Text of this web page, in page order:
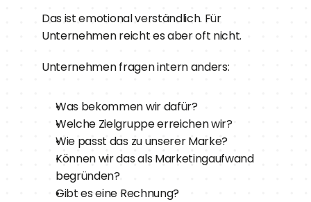
Das ist emotional verständlich. Für
Unternehmen reicht es aber oft nicht.
Unternehmen fragen intern anders:
Was bekommen wir dafür?
Welche Zielgruppe erreichen wir?
Wie passt das zu unserer Marke?
Können wir das als Marketingaufwand
begründen?
Gibt es eine Rechnung?